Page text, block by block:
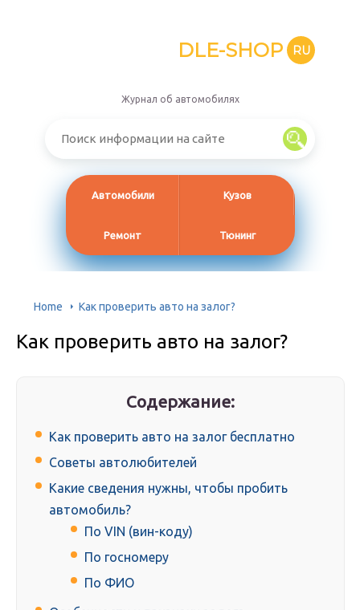
DLE-SHOP RU
Журнал об автомобилях
Автомобили Кузов
Ремонт Тюнинг
Home Как проверить авто на залог?
Как проверить авто на залог?
Содержание:
Как проверить авто на залог бесплатно
Советы автолюбителей
Какие сведения нужны, чтобы пробить
автомобиль?
По VIN (вин-коду)
По госномеру
По ФИО